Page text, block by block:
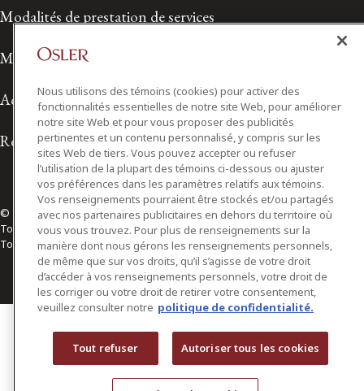
Modalités de prestation de services
Modalités d'utilisation
Accessibilité
Relations avec les médias
© 2026 Osler, Hoskin & Harcourt S.E.N.C.R.L./s.r.l.
Tous droits réservés
Toronto | Montréal | Calgary | Vancouver | Ottawa | New York
Nous utilisons des témoins (cookies) pour activer des
fonctionnalités essentielles de notre site Web, pour améliorer
notre site Web et pour vous proposer des publicités
pertinentes et un contenu personnalisé, y compris sur les
sites Web de tiers. Vous pouvez accepter ou refuser
l’utilisation de la plupart des témoins ci-dessous ou ajuster
vos préférences dans les paramètres relatifs aux témoins.
Vos renseignements pourraient être stockés et/ou partagés
avec nos partenaires publicitaires en dehors du territoire où
vous vous trouvez. Pour plus de renseignements sur la
manière dont nous gérons les renseignements personnels,
de même que sur vos droits, qu’il s’agisse de votre droit
d’accéder à vos renseignements personnels, votre droit de
les corriger ou votre droit de retirer votre consentement,
veuillez consulter notre politique de confidentialité.
Tout refuser Autoriser tous les cookies